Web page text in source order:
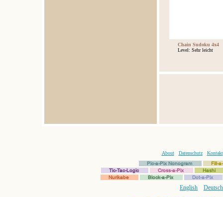
Chain Sudoku 4x4
Level: Sehr leicht
About Datenschutz
Kontakt
Pic-a-Pix Nonogram
Fill-
Tic-Tac-Logic
Cross-a-Pix
Hashi
Nurikabe
Block-a-Pix Dot-a-Pix
English Deutsch